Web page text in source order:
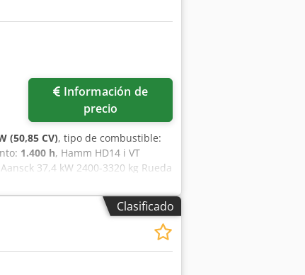
precio
(50,85 CV), tipo de combustible:
1.400 h, Hamm HD14 i VT
37,4 kW 2400-3320 kg Rueda
140 cm
Clasificado